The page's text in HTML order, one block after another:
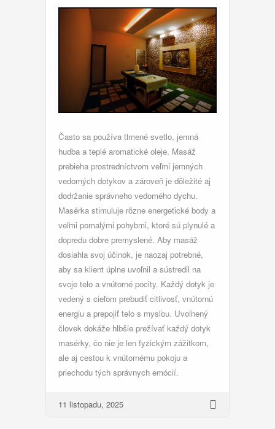
Často sa používa tlmené svetlo, jemná
hudba a teplé aromatické oleje. Masáž
prebieha prostredníctvom veľmi jemných
vedomých dotykov a zároveň je dôležité aj
dodržanie správneho vedomého dychu.
Masérka stimuluje rôzne energetické body a
veľmi pomalými pohybmi, ktoré sú plynulé a
dopredu dobre premyslené. Aby masáž
dosiahla svoj účinok, je naozaj potrebné,
aby sa klient úplne uvoľnil a sústredil na
svoje telo a vnútorné pocity. Každý dotyk je
vedený s cieľom prebudiť citlivosť, vnútornú
energiu a prepojiť telo s mysľou. Uvoľnený
človek dokáže hlbšie prežívať každý dotyk
masérky, čo nie je len fyzickým zážitkom,
ale aj cestou k vnútornému pokoju a
priechodu tých správnych emócií.
11 listopadu, 2025